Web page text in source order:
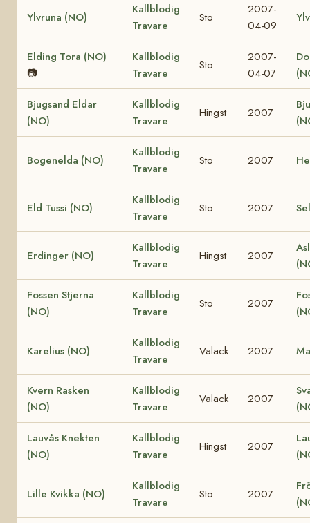
Ylvruna (NO)
Kallblodig
Travare
Sto
2007-
04-09
Elding Tora (NO)
📷
Kallblodig
Travare
Sto
2007-
04-07
Bjugsand Eldar
(NO)
Kallblodig
Travare
Hingst 2007
Bogenelda (NO)
Kallblodig
Travare
Sto 2007
Eld Tussi (NO)
Kallblodig
Travare
Sto 2007
Erdinger (NO)
Kallblodig
Travare
Hingst 2007
Fossen Stjerna
(NO)
Kallblodig
Travare
Sto 2007
Karelius (NO)
Kallblodig
Travare
Valack 2007
Kvern Rasken
(NO)
Kallblodig
Travare
Valack 2007
Lauvås Knekten
(NO)
Kallblodig
Travare
Hingst 2007
Lille Kvikka (NO)
Kallblodig
Travare
Sto 2007